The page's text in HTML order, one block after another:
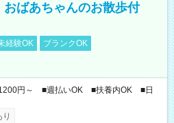
おばあちゃんのお散歩付
経験OK
ブランクOK
1200円～ ■週払いOK ■扶養内OK ■日